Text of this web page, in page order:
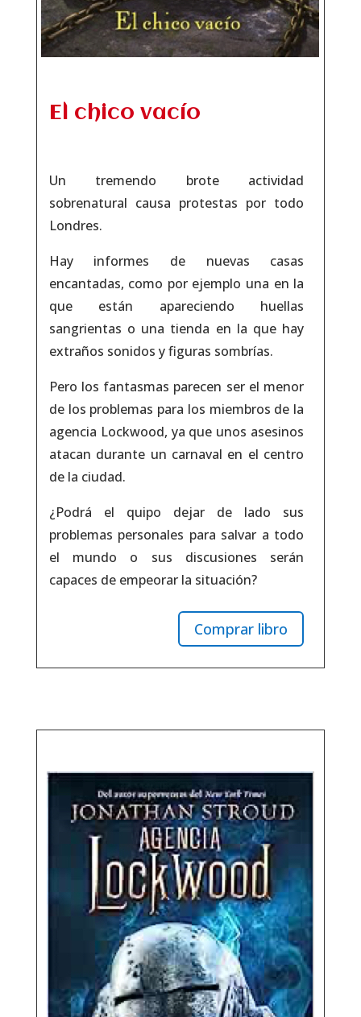
El chico vacío
Un tremendo brote actividad
sobrenatural causa protestas por todo
Londres.
Hay informes de nuevas casas
encantadas, como por ejemplo una en la
que están apareciendo huellas
sangrientas o una tienda en la que hay
extraños sonidos y figuras sombrías.
Pero los fantasmas parecen ser el menor
de los problemas para los miembros de la
agencia Lockwood, ya que unos asesinos
atacan durante un carnaval en el centro
de la ciudad.
¿Podrá el quipo dejar de lado sus
problemas personales para salvar a todo
el mundo o sus discusiones serán
capaces de empeorar la situación?
Comprar libro